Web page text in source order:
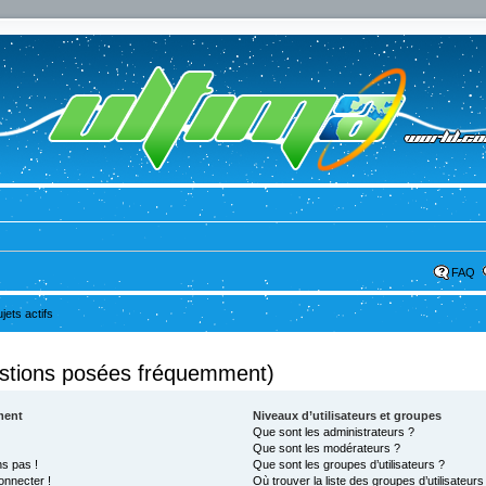
FAQ
actifs
posées fréquemment)
pas !
!
Niveaux d’utilisateurs et groupes
Que sont les administrateurs ?
Que sont les modérateurs ?
Que sont les groupes d’utilisateurs ?
Où trouver la liste des groupes